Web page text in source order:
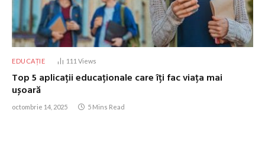
EDUCAȚIE 111Views
Top 5 aplicații educaționale care îți fac viața mai
ușoară
octombrie 14, 2025 5 Mins Read